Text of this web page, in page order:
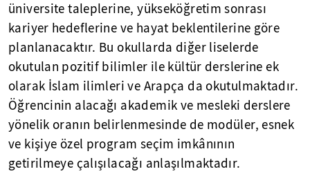
üniversite taleplerine, yükseköğretim sonrası
kariyer hedeflerine ve hayat beklentilerine göre
planlanacaktır. Bu okullarda diğer liselerde
okutulan pozitif bilimler ile kültür derslerine ek
olarak İslam ilimleri ve Arapça da okutulmaktadır.
Öğrencinin alacağı akademik ve mesleki derslere
yönelik oranın belirlenmesinde de modüler, esnek
ve kişiye özel program seçim imkânının
getirilmeye çalışılacağı anlaşılmaktadır.